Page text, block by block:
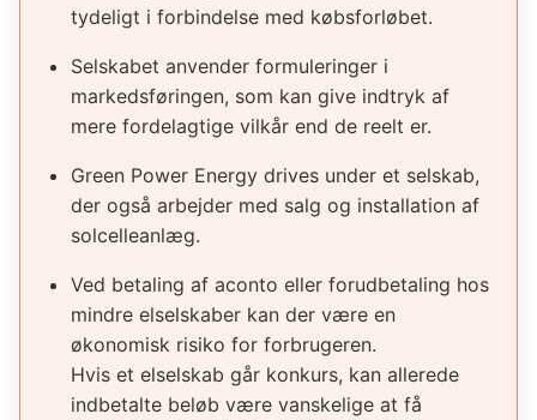
tydeligt i forbindelse med købsforløbet.
Selskabet anvender formuleringer i
markedsføringen, som kan give indtryk af
mere fordelagtige vilkår end de reelt er.
Green Power Energy drives under et selskab,
der også arbejder med salg og installation af
solcelleanlæg.
Ved betaling af aconto eller forudbetaling hos
mindre elselskaber kan der være en
økonomisk risiko for forbrugeren.
Hvis et elselskab går konkurs, kan allerede
indbetalte beløb være vanskelige at få